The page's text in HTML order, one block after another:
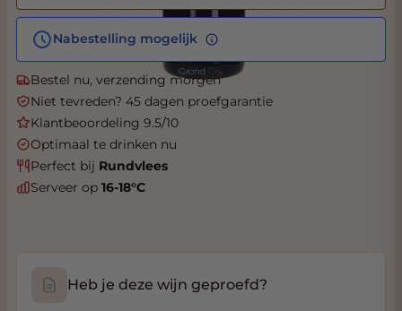
Nabestelling mogelijk
Bestel nu, verzending morgen
Niet tevreden? 45 dagen proefgarantie
Klantbeoordeling 9.5/10
Optimaal te drinken nu
Perfect bij Rundvlees
Serveer op 16-18°C
Heb je deze wijn geproefd?